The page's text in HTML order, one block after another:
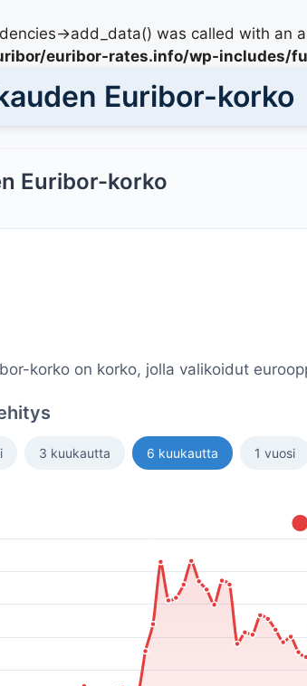
>add_data() was called with an
euribor-rates.info/wp-includes/
Euribor-korko
Euribor-korko
korko on korko, jolla valikoidut
3 kuukautta 6 kuukautta 1 vuosi